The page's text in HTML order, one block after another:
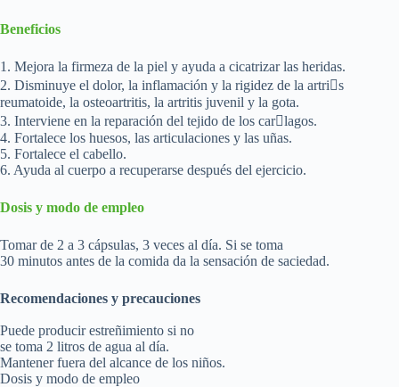
Beneficios
1. Mejora la firmeza de la piel y ayuda a cicatrizar las heridas.
2. Disminuye el dolor, la inflamación y la rigidez de la artri􀆟s
reumatoide, la osteoartritis, la artritis juvenil y la gota.
3. Interviene en la reparación del tejido de los car􀆡lagos.
4. Fortalece los huesos, las articulaciones y las uñas.
5. Fortalece el cabello.
6. Ayuda al cuerpo a recuperarse después del ejercicio.
Dosis y modo de empleo
Tomar de 2 a 3 cápsulas, 3 veces al día. Si se toma
30 minutos antes de la comida da la sensación de saciedad.
Recomendaciones y precauciones
Puede producir estreñimiento si no
se toma 2 litros de agua al día.
Mantener fuera del alcance de los niños.
Dosis y modo de empleo